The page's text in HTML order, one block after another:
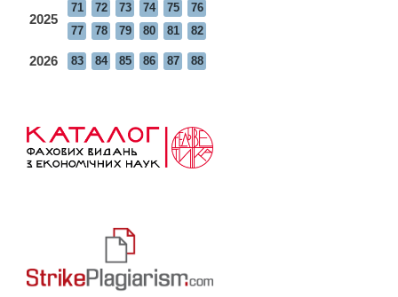
2025
71 72 73 74 75
76
77
78 79 80 81 82
2026 83 84 85 86 87 88